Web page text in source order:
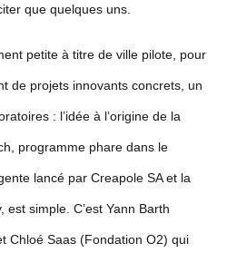
que quelques uns.
petite à titre de ville pilote, pour
de projets innovants concrets, un
: l’idée à l’origine de la
programme phare dans le
lancé par Creapole SA et la
simple. C’est Yann Barth
Chloé Saas (Fondation O2) qui